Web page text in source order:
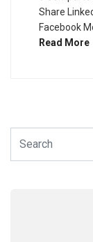
Share
Facebook
Read More